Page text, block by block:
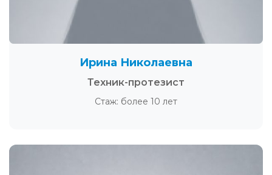
Ирина Николаевна
Техник-протезист
Стаж: более 10 лет